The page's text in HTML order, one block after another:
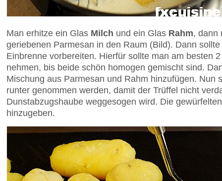
Man erhitze ein Glas Milch und ein Glas Rahm, dann
geriebenen Parmesan in den Raum (Bild). Dann
Einbrenne vorbereiten. Hierfür sollte man am besten
nehmen, bis beide schön homogen gemischt sind.
Mischung aus Parmesan und Rahm hinzufügen. Nun
runter genommen werden, damit der Trüffel nicht
Dunstabzugshaube weggesogen wird. Die
hinzugeben.